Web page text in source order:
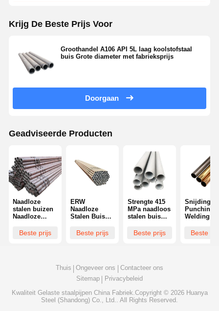
Krijg De Beste Prijs Voor
Groothandel A106 API 5L laag koolstofstaal
buis Grote diameter met fabrieksprijs
Doorgaan
Geadviseerde Producten
Naadloze
stalen buizen
Naadloze
Lengte
Duurzame
Beste prijs
ERW
Naadloze
Stalen Buis
Dop
Beschermer
Energieopwekking
Beste prijs
Strengte 415
MPa naadloos
stalen buis
voor naadloze
integratie in
Beste prijs
Snijding
Punching
Welding
Seamless
integriteit
Beste
Thuis Ongeveer ons
Contacteer ons
Sitemap
Privacybeleid
Kwaliteit Gelaste staalpijpenChina Fabriek.Copyright © 2026 Huanya
Steel (Shandong) Co., Ltd.. All Rights Reserved.